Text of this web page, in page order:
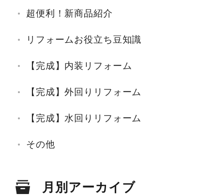
超便利！新商品紹介
リフォームお役立ち豆知識
【完成】内装リフォーム
【完成】外回りリフォーム
【完成】水回りリフォーム
その他
月別アーカイブ